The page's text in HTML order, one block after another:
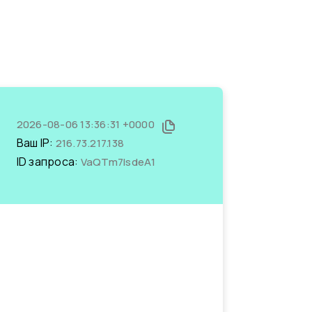
2026-08-06 13:36:31 +0000
Ваш IP: 216.73.217.138
ID запроса: VaQTm7lsdeA1